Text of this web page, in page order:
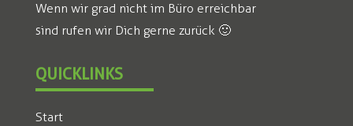
Wenn wir grad nicht im Büro erreichbar
sind rufen wir Dich gerne zurück 🙂
QUICKLINKS
Start